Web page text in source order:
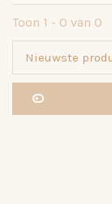
Toon 1 - 0 van 0
Nieuwste